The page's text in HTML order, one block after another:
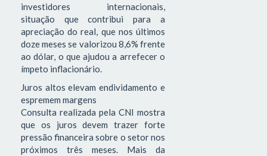
investidores internacionais,
situação que contribui para a
apreciação do real, que nos últimos
doze meses se valorizou 8,6% frente
ao dólar, o que ajudou a arrefecer o
ímpeto inflacionário.
Juros altos elevam endividamento e
espremem margens
Consulta realizada pela CNI mostra
que os juros devem trazer forte
pressão financeira sobre o setor nos
próximos três meses. Mais da